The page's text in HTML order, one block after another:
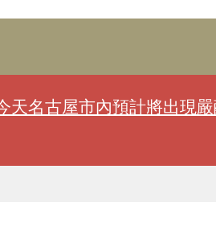
天名古屋市內預計將出現